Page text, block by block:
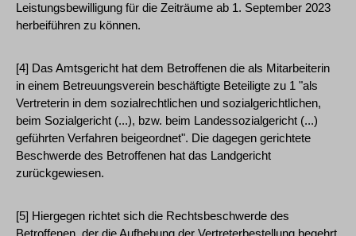
Leistungsbewilligung für die Zeiträume ab 1. September 2023
herbeiführen zu können.
[4] Das Amtsgericht hat dem Betroffenen die als Mitarbeiterin
in einem Betreuungsverein beschäftigte Beteiligte zu 1 "als
Vertreterin in dem sozialrechtlichen und sozialgerichtlichen,
beim Sozialgericht (...), bzw. beim Landessozialgericht (...)
geführten Verfahren beigeordnet". Die dagegen gerichtete
Beschwerde des Betroffenen hat das Landgericht
zurückgewiesen.
[5] Hiergegen richtet sich die Rechtsbeschwerde des
Betroffenen, der die Aufhebung der Vertreterbestellung begehrt.